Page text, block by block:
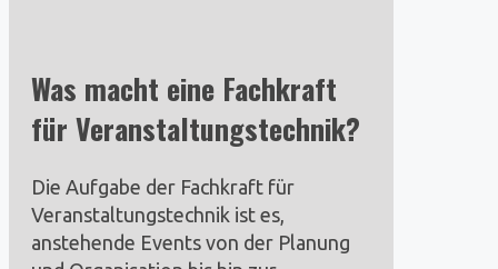
Was macht eine Fachkraft
für Veranstaltungstechnik?
Die Aufgabe der Fachkraft für
Veranstaltungstechnik ist es,
anstehende Events von der Planung